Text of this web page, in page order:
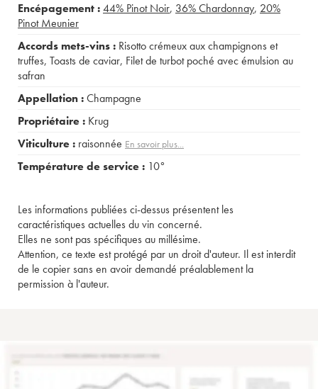
Encépagement :44% Pinot Noir, 36%Chardonnay, 20%
Pinot Meunier
Accords mets-vins : Risotto crémeux aux champignons et
truffes, Toasts de caviar, Filet de turbot poché avec émulsion au
safran
Appellation :Champagne
Propriétaire : Krug
Viticulture : raisonnée En savoir plus...
Température de service : 10°
Les informations publiées ci-dessus présentent les
caractéristiques actuelles du vin concerné.
Elles ne sont pas spécifiques au millésime.
Attention, ce texte est protégé par un droit d'auteur. Il est interdit
de le copier sans en avoir demandé préalablement la
permission à l'auteur.